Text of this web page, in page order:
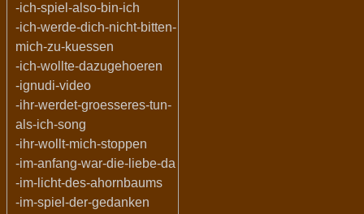
-ich-spiel-also-bin-ich
-ich-werde-dich-nicht-bitten-
mich-zu-kuessen
-ich-wollte-dazugehoeren
-ignudi-video
-ihr-werdet-groesseres-tun-
als-ich-song
-ihr-wollt-mich-stoppen
-im-anfang-war-die-liebe-da
-im-licht-des-ahornbaums
-im-spiel-der-gedanken